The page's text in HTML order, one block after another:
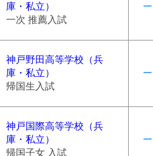
庫・私立）
一次 推薦入試
ー
神戸野田高等学校（兵
庫・私立）
帰国生入試
ー
神戸国際高等学校（兵
庫・私立）
帰国子女 入試
ー